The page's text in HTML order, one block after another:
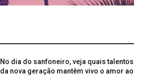
No dia do sanfoneiro, veja quais talentos
da nova geração mantêm vivo o amor ao